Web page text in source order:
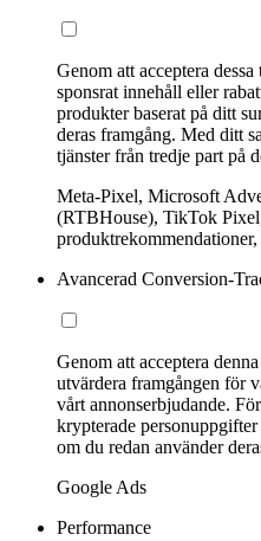
Genom att acceptera
sponsrat innehåll eller
produkter baserat på ditt
deras framgång. Med ditt
tjänster från tredje part på
Meta-Pixel, Microsoft
(RTBHouse), TikTok
Avancerad Conversion-
Genom att acceptera
utvärdera framgången för
vårt annonserbjudande.
krypterade
om du redan använder
Google Ads
Performance